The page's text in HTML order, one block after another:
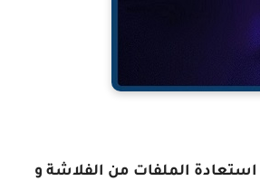
استعادة الملفات من الفلاشة و